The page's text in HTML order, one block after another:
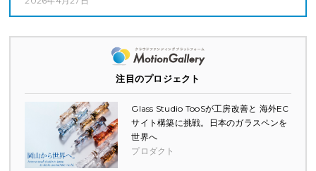
注目のプロジェクト
Glass Studio TooSが工房改善と 海外EC
サイト構築に挑戦。日本のガラスペンを
世界へ
プロダクト